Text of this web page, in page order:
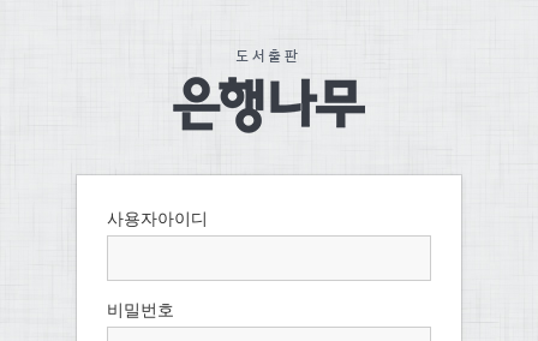
사용자아이디
비밀번호